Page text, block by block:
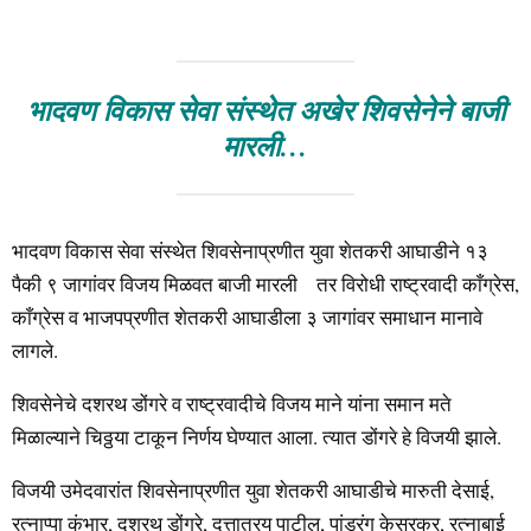
भादवण विकास सेवा संस्थेत अखेर शिवसेनेने बाजी
मारली…
भादवण विकास सेवा संस्थेत शिवसेनाप्रणीत युवा शेतकरी आघाडीने १३
पैकी ९ जागांवर विजय मिळवत बाजी मारली तर विरोधी राष्ट्रवादी काँग्रेस,
काँग्रेस व भाजपप्रणीत शेतकरी आघाडीला ३ जागांवर समाधान मानावे
लागले.
शिवसेनेचे दशरथ डोंगरे व राष्ट्रवादीचे विजय माने यांना समान मते
मिळाल्याने चिठ्ठया टाकून निर्णय घेण्यात आला. त्यात डोंगरे हे विजयी झाले.
विजयी उमेदवारांत शिवसेनाप्रणीत युवा शेतकरी आघाडीचे मारुती देसाई,
रत्नाप्पा कुंभार, दशरथ डोंगरे, दत्तात्रय पाटील, पांडुरंग केसरकर, रत्नाबाई